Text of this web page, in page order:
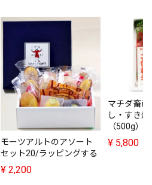
モーツアルトのアソート
セット20/ラッピングする
¥ 2,200
マチダ畜
し・すき
（500g）
¥ 5,800